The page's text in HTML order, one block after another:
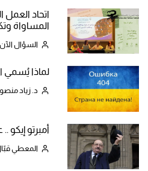
اتحاد العمل
المساواة
السؤال الآن
لماذا يُسمي
د. زياد
أمبرتو إيكو
المعطي